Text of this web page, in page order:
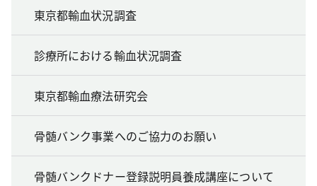
東京都輸血状況調査
診療所における輸血状況調査
東京都輸血療法研究会
骨髄バンク事業へのご協力のお願い
骨髄バンクドナー登録説明員養成講座について